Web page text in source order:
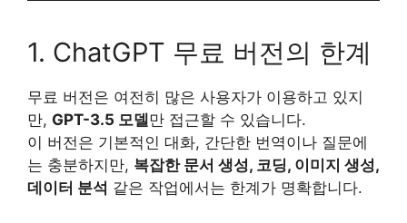
1. ChatGPT 무료 버전의 한계
무료 버전은 여전히 많은 사용자가 이용하고 있지
만, GPT-3.5 모델만 접근할 수 있습니다.
이 버전은 기본적인 대화, 간단한 번역이나 질문에
는 충분하지만, 복잡한 문서 생성, 코딩, 이미지 생성,
데이터 분석 같은 작업에서는 한계가 명확합니다.